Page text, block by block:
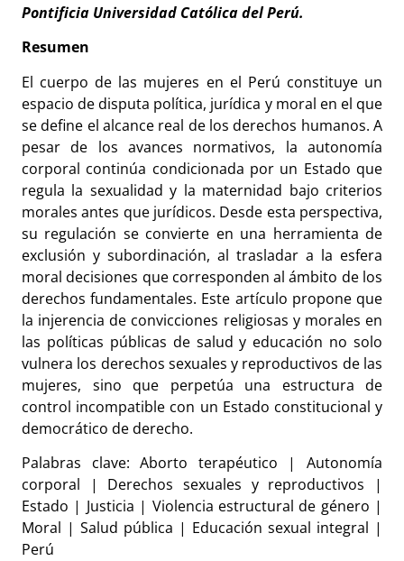
Pontificia Universidad Católica del Perú.
Resumen
El cuerpo de las mujeres en el Perú constituye un
espacio de disputa política, jurídica y moral en el que
se define el alcance real de los derechos humanos. A
pesar de los avances normativos, la autonomía
corporal continúa condicionada por un Estado que
regula la sexualidad y la maternidad bajo criterios
morales antes que jurídicos. Desde esta perspectiva,
su regulación se convierte en una herramienta de
exclusión y subordinación, al trasladar a la esfera
moral decisiones que corresponden al ámbito de los
derechos fundamentales. Este artículo propone que
la injerencia de convicciones religiosas y morales en
las políticas públicas de salud y educación no solo
vulnera los derechos sexuales y reproductivos de las
mujeres, sino que perpetúa una estructura de
control incompatible con un Estado constitucional y
democrático de derecho.
Palabras clave: Aborto terapéutico | Autonomía
corporal | Derechos sexuales y reproductivos |
Estado | Justicia | Violencia estructural de género |
Moral | Salud pública | Educación sexual integral |
Perú